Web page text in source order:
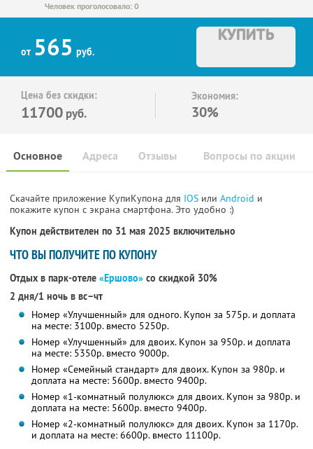
Человек проголосовало: 0
от 565 руб.
КУПИТЬ
Цена без скидки:
11700 руб.
Экономия:
30%
Основное Отзывы Вопросы по акции
Адреса
Скачайте приложение КупиКупона для IOS или Android и
покажите купон с экрана смартфона. Это удобно :)
Купон действителен по 31 мая 2025 включительно
ЧТО ВЫ ПОЛУЧИТЕ ПО КУПОНУ
Отдых в парк-отеле «Ершово» со скидкой 30%
2 дня/1 ночь в вс–чт
Номер «Улучшенный» для одного. Купон за 575р. и доплата
на месте: 3100р. вместо 5250р.
Номер «Улучшенный» для двоих. Купон за 950р. и доплата
на месте: 5350р. вместо 9000р.
Номер «Семейный стандарт» для двоих. Купон за 980р. и
доплата на месте: 5600р. вместо 9400р.
Номер «1-комнатный полулюкс» для двоих. Купон за 980р. и
доплата на месте: 5600р. вместо 9400р.
Номер «2-комнатный полулюкс» для двоих. Купон за 1170р.
и доплата на месте: 6600р. вместо 11100р.